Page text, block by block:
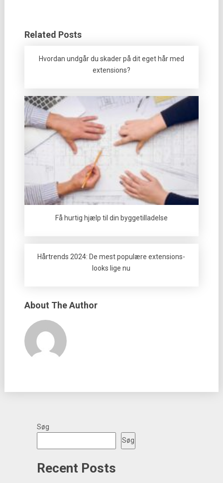
Related Posts
Hvordan undgår du skader på dit eget hår med
extensions?
Få hurtig hjælp til din byggetilladelse
Hårtrends 2024: De mest populære extensions-
looks lige nu
About The Author
Søg
Søg
Recent Posts